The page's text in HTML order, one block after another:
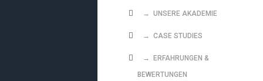
→ UNSERE AKADEMIE
→ CASE STUDIES
→ ERFAHRUNGEN &
BEWERTUNGEN